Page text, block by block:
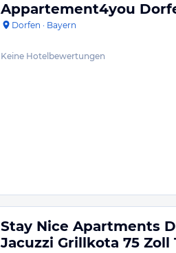
Appartement4you
Dorfen · Bayern
Keine Hotelbewertungen
Stay Nice Apartments
Jacuzzi Grillkota 75 Zoll